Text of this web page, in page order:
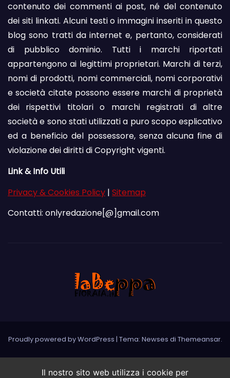
contenuto dei commenti ai post, né del contenuto
dei siti linkati. Alcuni testi o immagini inseriti in questo
blog sono tratti da internet e, pertanto, considerati
di pubblico dominio. Tutti i marchi riportati
appartengono ai legittimi proprietari. Marchi di terzi,
nomi di prodotti, nomi commerciali, nomi corporativi
e società citate possono essere marchi di proprietà
dei rispettivi titolari o marchi registrati di altre
società e sono stati utilizzati a puro scopo esplicativo
ed a beneficio del possessore, senza alcuna fine di
violazione dei diritti di Copyright vigenti.
Link & Info Utili
Privacy & Cookies Policy | Sitemap
Contatti: onlyredazione[@]gmail.com
Proudly powered by WordPress | Tema: Newses di Themeansar.
Il nostro sito web utilizza i cookie per